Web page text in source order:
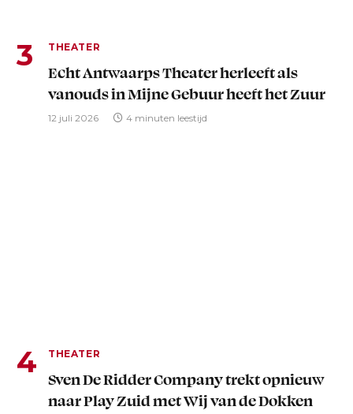
THEATER
Echt Antwaarps Theater herleeft als
vanouds in Mijne Gebuur heeft het Zuur
12 juli 2026 4 minuten leestijd
THEATER
Sven De Ridder Company trekt opnieuw
naar Play Zuid met Wij van de Dokken